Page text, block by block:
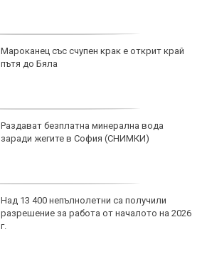
Мароканец със счупен крак е открит край
пътя до Бяла
Раздават безплатна минерална вода
заради жегите в София (СНИМКИ)
Над 13 400 непълнолетни са получили
разрешение за работа от началото на 2026
г.